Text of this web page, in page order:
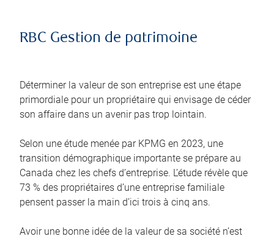
RBC Gestion de patrimoine
Déterminer la valeur de son entreprise est une étape
primordiale pour un propriétaire qui envisage de céder
son affaire dans un avenir pas trop lointain.
Selon une étude menée par KPMG en 2023, une
transition démographique importante se prépare au
Canada chez les chefs d’entreprise. L’étude révèle que
73 % des propriétaires d’une entreprise familiale
pensent passer la main d’ici trois à cinq ans.
Avoir une bonne idée de la valeur de sa société n’est